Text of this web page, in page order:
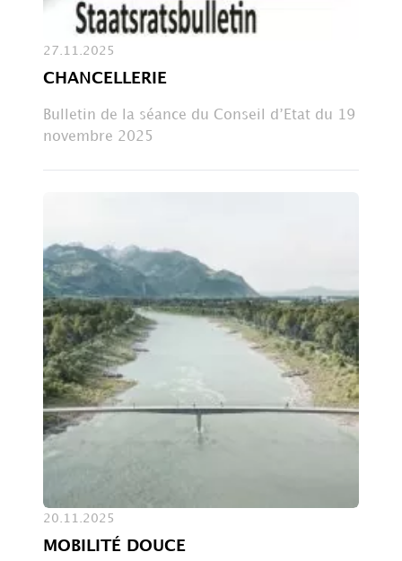
27.11.2025
CHANCELLERIE
Bulletin de la séance du Conseil d’Etat du 19
novembre 2025
20.11.2025
MOBILITÉ DOUCE